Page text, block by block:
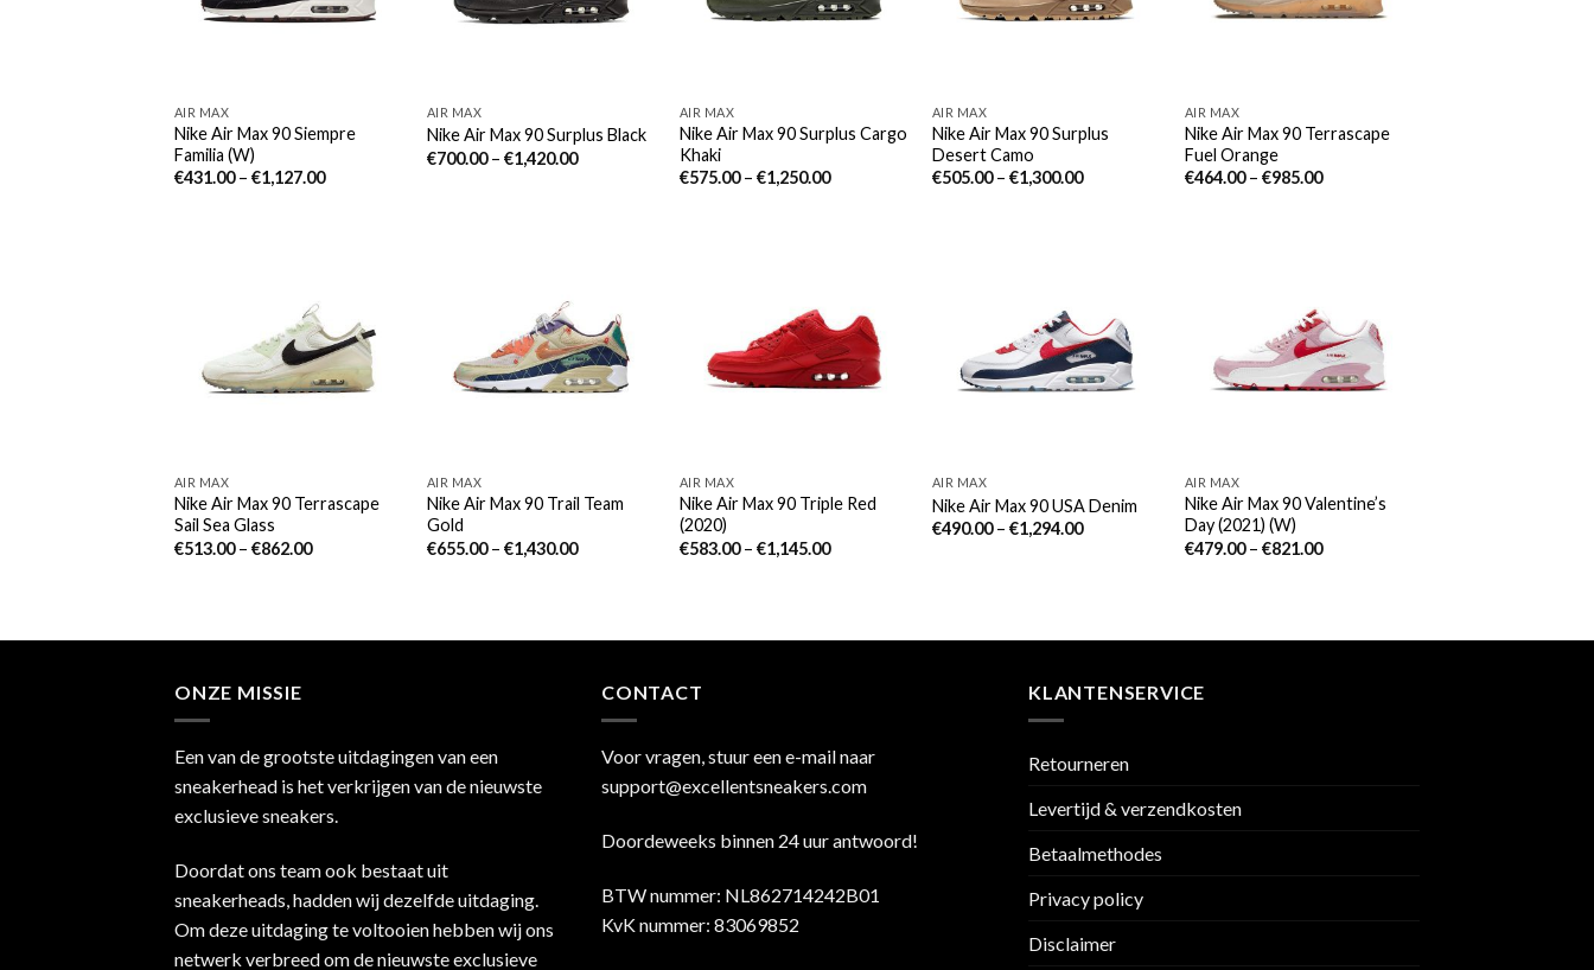
AIR MAX
Nike Air Max 90 Siempre
Familia (W)
€431.00– €1,127.00
AIR MAX
Nike Air Max 90 Surplus Black
€700.00– €1,420.00
AIR MAX
Nike Air Max 90 Surplus Cargo
Khaki
€575.00– €1,250.00
AIR MAX
Nike Air Max 90 Surplus
Desert Camo
€505.00– €1,300.00
AIR MAX
Nike Air Max 90 Terrascape
Fuel Orange
€464.00– €985.00
AIR MAX
Nike Air Max 90 Terrascape
Sail Sea Glass
€513.00– €862.00
AIR MAX
Nike Air Max 90 Trail Team
Gold
€655.00– €1,430.00
AIR MAX
Nike Air Max 90 Triple Red
(2020)
€583.00– €1,145.00
AIR MAX
Nike Air Max 90 USA Denim
€490.00– €1,294.00
AIR MAX
Nike Air Max 90 Valentine’s
Day (2021) (W)
€479.00– €821.00
ONZE MISSIE
Een van de grootste uitdagingen van een
sneakerhead is het verkrijgen van de nieuwste
exclusieve sneakers.
Doordat ons team ook bestaat uit
sneakerheads, hadden wij dezelfde uitdaging.
Om deze uitdaging te voltooien hebben wij ons
netwerk verbreed om de nieuwste exclusieve
CONTACT
Voor vragen, stuur een e-mail naar
support@excellentsneakers.com
Doordeweeks binnen 24 uur antwoord!
BTW nummer: NL862714242B01
KvK nummer: 83069852
KLANTENSERVICE
Retourneren
Levertijd & verzendkosten
Betaalmethodes
Privacy policy
Disclaimer